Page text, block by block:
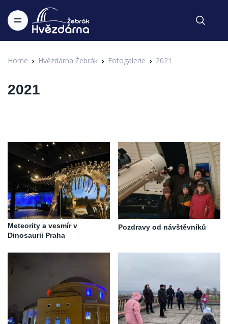
Home Hvězdárna Žebrák Fotogalerie 2021
2021
Meteority a vesmír v
Dinosaurii Praha
Pozdravy od návštěvníků